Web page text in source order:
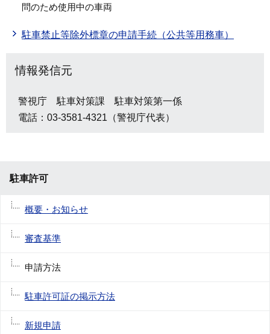
問のため使用中の車両
駐車禁止等除外標章の申請手続（公共等用務車）
情報発信元
警視庁 駐車対策課 駐車対策第一係
電話：03-3581-4321（警視庁代表）
駐車許可
概要・お知らせ
審査基準
申請方法
駐車許可証の掲示方法
新規申請